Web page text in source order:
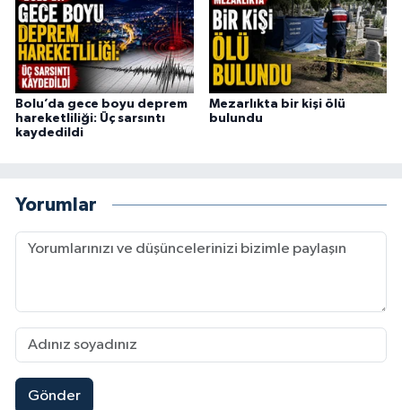
Bolu’da gece boyu deprem
hareketliliği: Üç sarsıntı
kaydedildi
Mezarlıkta bir kişi ölü
bulundu
Yorumlar
Gönder